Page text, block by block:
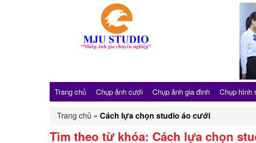
Trang chủ Chụp ảnh cưới Chụp ảnh gia đình Chụp hình
Trang chủ » Cách lựa chọn studio áo cưới
Cách lựa chọn
Tìm theo từ khóa: